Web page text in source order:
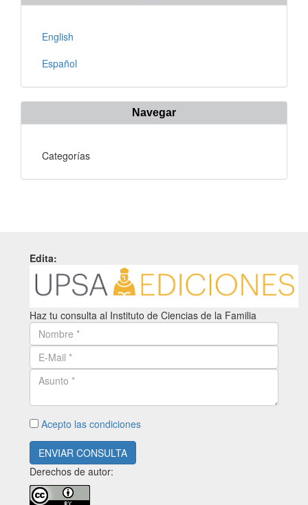
English
Español
Navegar
Categorías
Edita:
Haz tu consulta al Instituto de Ciencias de la Familia
Acepto las condiciones
ENVIAR CONSULTA
Derechos de autor: